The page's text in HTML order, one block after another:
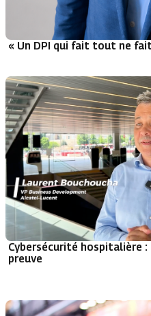
« Un DPI qui fait tout ne
Cybersécurité hospitalière
preuve